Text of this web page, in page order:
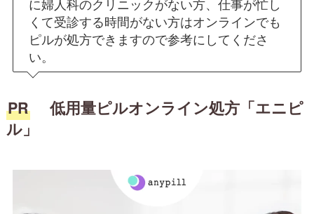
に婦人科のクリニックがない方、仕事が忙し
くて受診する時間がない方はオンラインでも
ピルが処方できますので参考にしてくださ
い。
PR低用量ピルオンライン処方「エニピ
ル」